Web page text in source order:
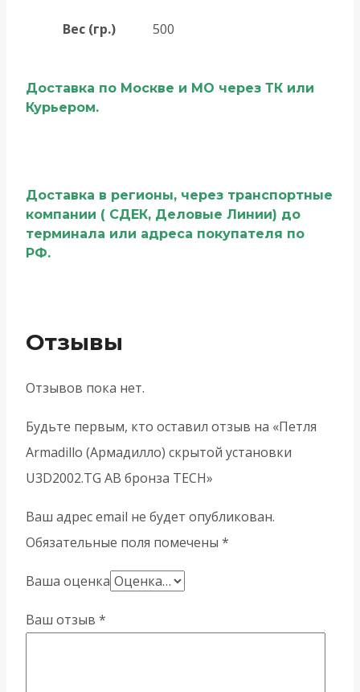
Вес (гр.) 500
Доставка по Москве и МО через ТК или
Курьером.
Доставка в регионы, через транспортные
компании ( СДЕК, Деловые Линии) до
терминала или адреса покупателя по
РФ.
Отзывы
Отзывов пока нет.
Будьте первым, кто оставил отзыв на «Петля
Armadillo (Армадилло) скрытой установки
U3D2002.TG AB бронза TECH»
Ваш адрес email не будет опубликован.
Обязательные поля помечены *
Ваша оценка
Ваш отзыв *